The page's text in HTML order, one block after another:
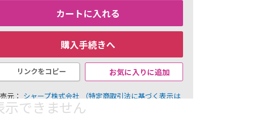
カートに入れる
購入手続きへ
お気に入りに追加
リンクをコピー
元： シャープ株式会社
（特定商取引法に基づく表示は
ら）できません